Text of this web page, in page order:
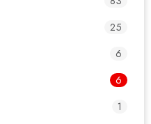
25
6
6
1